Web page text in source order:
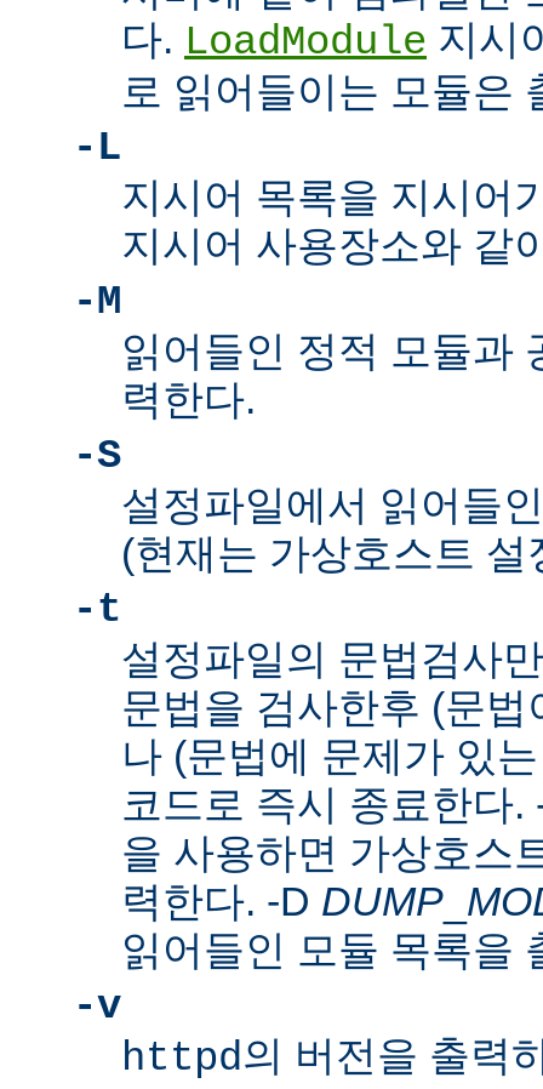
다. LoadModule 지시
로 읽어들이는 모듈은
-L
지시어 목록을 지시어
지시어 사용장소와 같
-M
읽어들인 정적 모듈과
력한다.
-S
설정파일에서 읽어들
(현재는 가상호스트
-t
설정파일의 문법검사
문법을 검사한후 (문
나 (문법에 문제가 있
코드로 즉시 종료한다
을 사용하면 가상호스
력한다. -D DUMP
읽어들인 모듈 목록을
-v
httpd의 버전을 출력